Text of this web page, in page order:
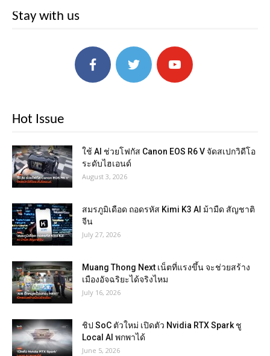
Stay with us
Hot Issue
ใช้ AI ช่วยโฟกัส Canon EOS R6 V จัดสเปกวิดีโอ
ระดับไฮเอนด์
August 3, 2026
สมรภูมิเดือด ถอดรหัส Kimi K3 AI ม้ามืด สัญชาติ
จีน
July 27, 2026
Muang Thong Next เน็ตที่แรงขึ้น จะช่วยสร้าง
เมืองอัจฉริยะได้จริงไหม
July 16, 2026
ชิป SoC ตัวใหม่ เปิดตัว Nvidia RTX Spark ชู
Local AI พกพาได้
June 5, 2026